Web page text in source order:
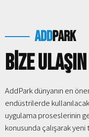
addpark
Bize Ulaşın
AddPark dünyanın en
endüstrilerde
uygulama proseslerinin
konusunda çalışarak